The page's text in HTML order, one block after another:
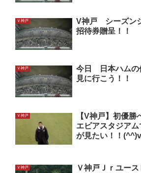
Ｖ神戸
V神戸 シーズン
招待券贈呈！！
Ｖ神戸
今日 日本ハムの
見に行こう！！
Ｖ神戸
【V神戸】初優
エビアスタジア
が見たい！！(^^)v
Ｖ神戸
Ｖ神戸Ｊｒユー